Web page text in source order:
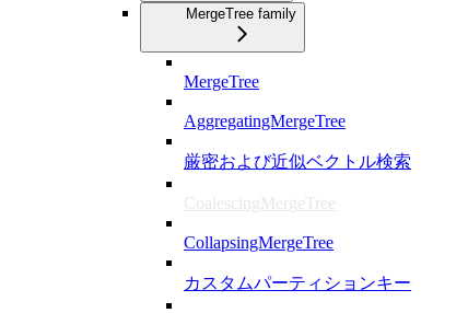
MergeTree family
MergeTree
AggregatingMergeTree
厳密および近似ベクトル検索
CoalescingMergeTree
CollapsingMergeTree
カスタムパーティションキー